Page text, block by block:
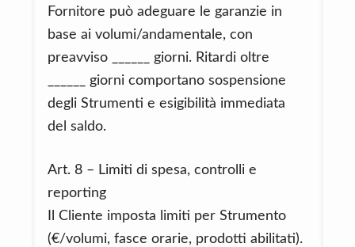
Fornitore può adeguare le garanzie in
base ai volumi/andamentale, con
preavviso ______ giorni. Ritardi oltre
______ giorni comportano sospensione
degli Strumenti e esigibilità immediata
del saldo.
Art. 8 – Limiti di spesa, controlli e
reporting
Il Cliente imposta limiti per Strumento
(€/volumi, fasce orarie, prodotti abilitati).